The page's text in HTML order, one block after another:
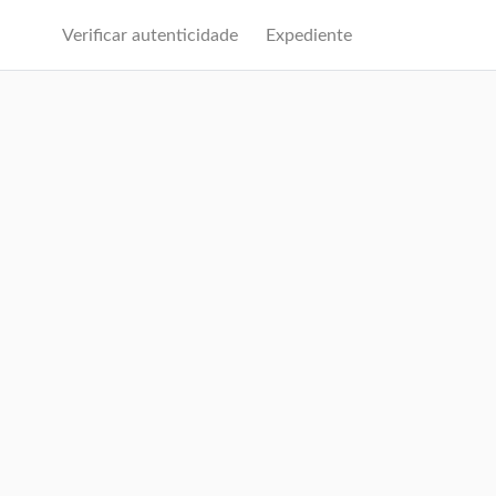
Verificar autenticidade Expediente